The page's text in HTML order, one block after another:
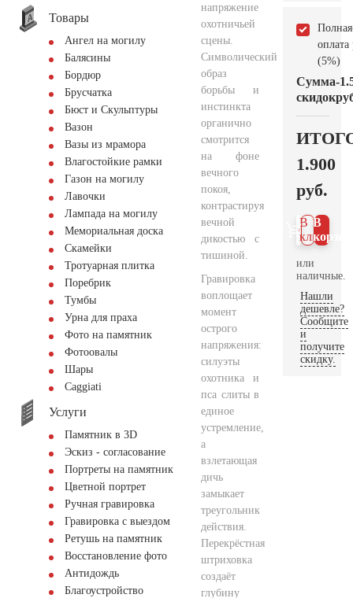
Товары
Ангел на могилу
Балясины
Бордюр
Брусчатка
Бюст и Скульптуры
Вазон
Вазы из мрамора
Влагостойкие рамки
Газон на могилу
Лавочки
Лампада на могилу
Мемориальная доска
Скамейки
Тротуарная плитка
Поребрик
Тумбы
Урна для праха
Фото на памятник
Фотоовалы
Шары
Сaggiati
Услуги
Памятник в 3D
Эскиз - согласование
Портреты на памятник
Цветной портрет
Ручная гравировка
Гравировка с выездом
Ретушь на памятник
Восстановление фото
Антидождь
Благоустройство
напряжение
охотничьей
сцены.
Символический
образ
борьбы и
инстинкта
органично
смотрится
на фоне
вечного
покоя,
контрастируя
вечной
дикостью с
тишиной.
Гравировка
воплощает
момент
острого
напряжения:
силуэты
охотника и
пса слиты в
единое
устремление,
а
взлетающая
дичь
замыкает
треугольник
действия.
Перекрёстная
штриховка
создаёт
глубину
Полная
оплата
(5%)
Сумма
скидок
-
1.900
руб.
В
В 1
клик
или
наличные.
Нашли
дешевле?
Сообщите
и
получите
скидку.